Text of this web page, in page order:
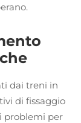
dai treni in
di fissaggio
problemi per